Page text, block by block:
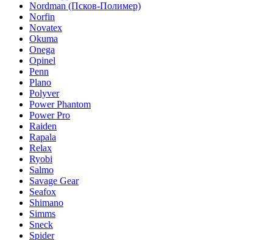
Nordman (Псков-Полимер)
Norfin
Novatex
Okuma
Onega
Opinel
Penn
Plano
Polyver
Power Phantom
Power Pro
Raiden
Rapala
Relax
Ryobi
Salmo
Savage Gear
Seafox
Shimano
Simms
Sneck
Spider